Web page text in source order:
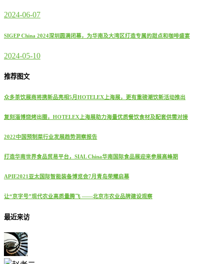
2024-06-07
SIGEP China 2024深圳圆满闭幕，为华南及大湾区打造专属的甜点和咖啡盛宴
2024-05-10
推荐图文
众多茶饮展商将携新品亮相5月HOTELEX上海展，更有重磅潮饮新活动推出
复刻淄博烧烤出圈，HOTELEX上海展助力海量优质餐饮食材及配套供需对接
2022中国预制菜行业发展趋势洞察报告
打造华南世界食品贸易平台，SIAL China华南国际食品展迎来参展高峰期
APIE2021亚太国际智能装备博览会7月青岛荣耀启幕
让“京字号”现代农业高质量腾飞 ——北京市农业品牌建设观察
最近来访